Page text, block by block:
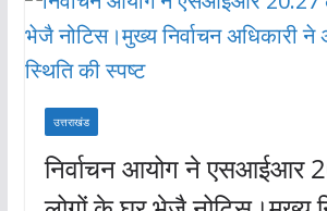
उत्तराखंड
निर्वाचन आयोग ने एसआईआर